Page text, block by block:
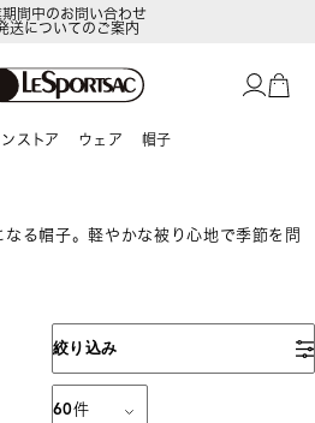
間中のお問い合わせ
送についてのご案内
ストア ウェア 帽子
る帽子。軽やかな被り心地で季節を問
絞り込み
60件